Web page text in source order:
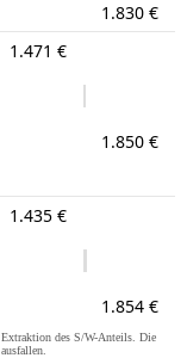
1.830 €
1.471 €
1.850 €
1.435 €
1.854 €
des S/W-Anteils. Die